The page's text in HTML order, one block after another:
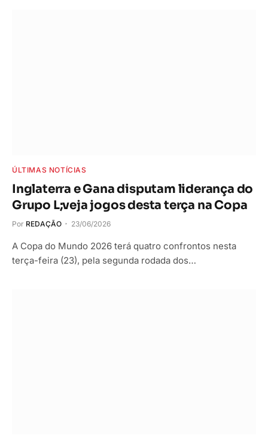
ÚLTIMAS NOTÍCIAS
Inglaterra e Gana disputam liderança do
Grupo L;veja jogos desta terça na Copa
Por REDAÇÃO 23/06/2026
A Copa do Mundo 2026 terá quatro confrontos nesta
terça-feira (23), pela segunda rodada dos…